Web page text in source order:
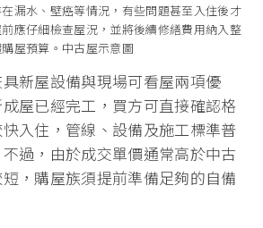
漏水、壁癌等情況，有些問題甚至入住後才
應仔細檢查屋況，並將後續修繕費用納入整
購屋預算。中古屋示意圖
新屋設備與現場可看屋兩項優
屋已經完工，買方可直接確認格
入住，管線、設備及施工標準普
過，由於成交單價通常高於中古
，購屋族須提前準備足夠的自備